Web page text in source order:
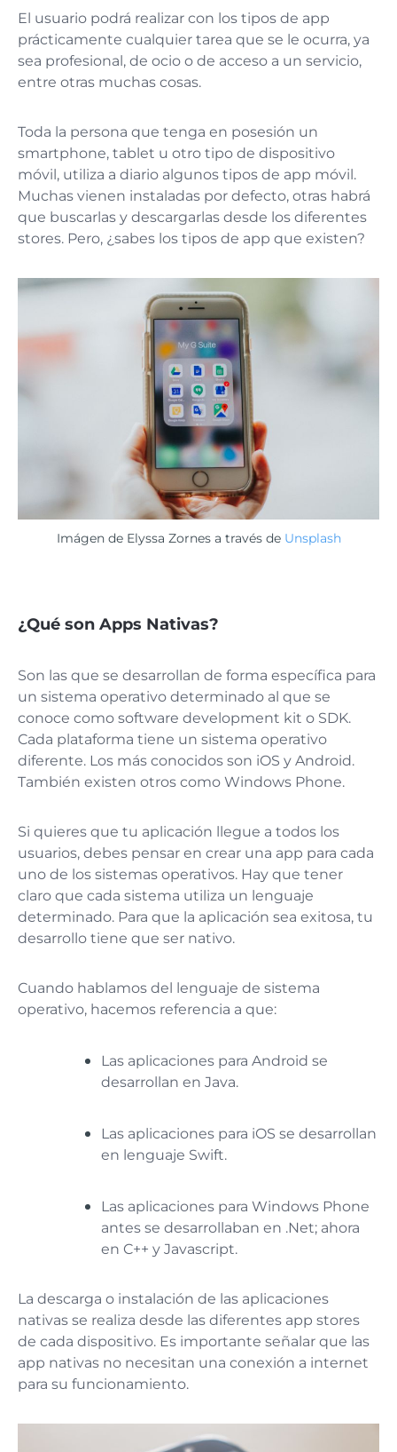
El usuario podrá realizar con los tipos de app
prácticamente cualquier tarea que se le ocurra, ya
sea profesional, de ocio o de acceso a un servicio,
entre otras muchas cosas.
Toda la persona que tenga en posesión un
smartphone, tablet u otro tipo de dispositivo
móvil, utiliza a diario algunos tipos de app móvil.
Muchas vienen instaladas por defecto, otras habrá
que buscarlas y descargarlas desde los diferentes
stores. Pero, ¿sabes los tipos de app que existen?
Imágen de Elyssa Zornes a través de Unsplash
¿Qué son Apps Nativas?
Son las que se desarrollan de forma específica para
un sistema operativo determinado al que se
conoce como software development kit o SDK.
Cada plataforma tiene un sistema operativo
diferente. Los más conocidos son iOS y Android.
También existen otros como Windows Phone.
Si quieres que tu aplicación llegue a todos los
usuarios, debes pensar en crear una app para cada
uno de los sistemas operativos. Hay que tener
claro que cada sistema utiliza un lenguaje
determinado. Para que la aplicación sea exitosa, tu
desarrollo tiene que ser nativo.
Cuando hablamos del lenguaje de sistema
operativo, hacemos referencia a que:
Las aplicaciones para Android se
desarrollan en Java.
Las aplicaciones para iOS se desarrollan
en lenguaje Swift.
Las aplicaciones para Windows Phone
antes se desarrollaban en .Net; ahora
en C++ y Javascript.
La descarga o instalación de las aplicaciones
nativas se realiza desde las diferentes app stores
de cada dispositivo. Es importante señalar que las
app nativas no necesitan una conexión a internet
para su funcionamiento.